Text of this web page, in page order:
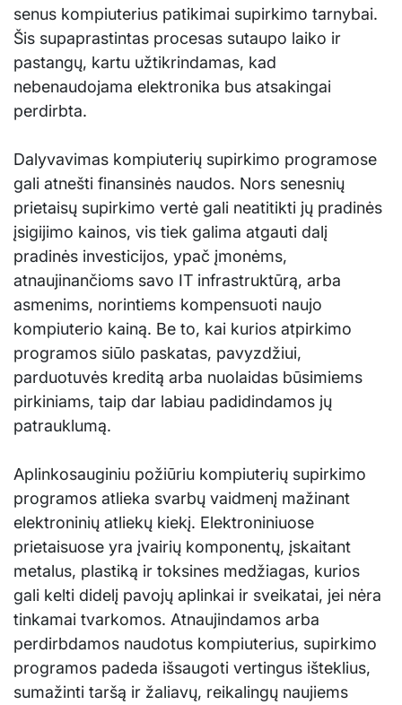
senus kompiuterius patikimai supirkimo tarnybai.
Šis supaprastintas procesas sutaupo laiko ir
pastangų, kartu užtikrindamas, kad
nebenaudojama elektronika bus atsakingai
perdirbta.
Dalyvavimas kompiuterių supirkimo programose
gali atnešti finansinės naudos. Nors senesnių
prietaisų supirkimo vertė gali neatitikti jų pradinės
įsigijimo kainos, vis tiek galima atgauti dalį
pradinės investicijos, ypač įmonėms,
atnaujinančioms savo IT infrastruktūrą, arba
asmenims, norintiems kompensuoti naujo
kompiuterio kainą. Be to, kai kurios atpirkimo
programos siūlo paskatas, pavyzdžiui,
parduotuvės kreditą arba nuolaidas būsimiems
pirkiniams, taip dar labiau padidindamos jų
patrauklumą.
Aplinkosauginiu požiūriu kompiuterių supirkimo
programos atlieka svarbų vaidmenį mažinant
elektroninių atliekų kiekį. Elektroniniuose
prietaisuose yra įvairių komponentų, įskaitant
metalus, plastiką ir toksines medžiagas, kurios
gali kelti didelį pavojų aplinkai ir sveikatai, jei nėra
tinkamai tvarkomos. Atnaujindamos arba
perdirbdamos naudotus kompiuterius, supirkimo
programos padeda išsaugoti vertingus išteklius,
sumažinti taršą ir žaliavų, reikalingų naujiems